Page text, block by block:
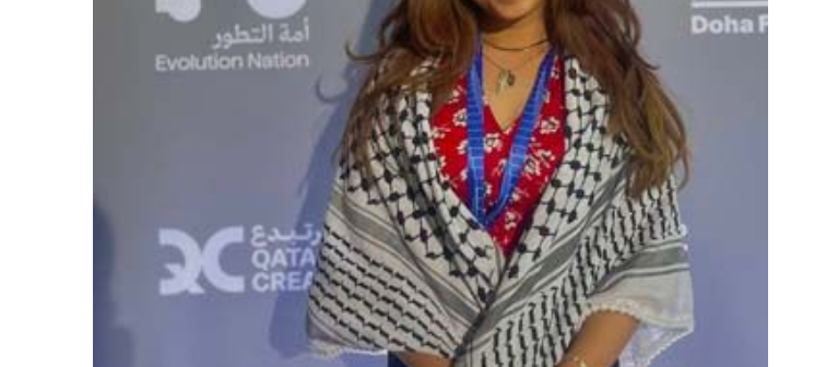
ربما يعجبك أيضا